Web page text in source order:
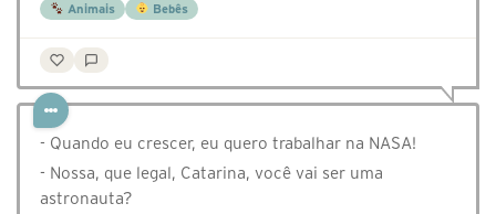
Animais Bebês
- Quando eu crescer, eu quero trabalhar na NASA!
- Nossa, que legal, Catarina, você vai ser uma
astronauta?